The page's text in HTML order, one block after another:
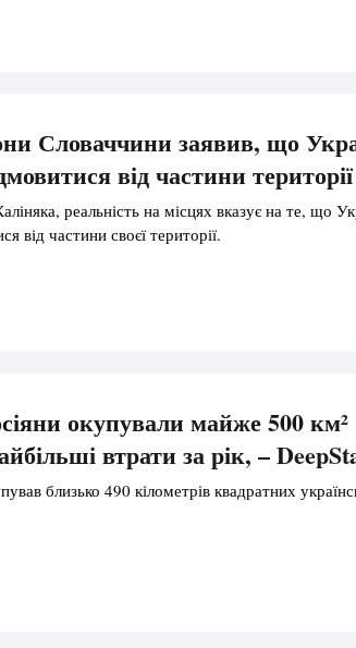
Словаччини заявив, що
від частини території
реальність на місцях вказує на те, що
від частини своєї території.
окупували майже 500 км²
втрати за рік, –
близько 490 кілометрів квадратних